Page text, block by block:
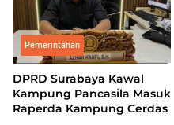
Pemerintahan
DPRD Surabaya Kawal
Kampung Pancasila Masuk
Raperda Kampung Cerdas